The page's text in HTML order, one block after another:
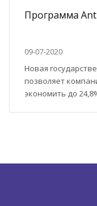
Программа
09-07-2020
Новая
позволяет
экономить до
Согласно